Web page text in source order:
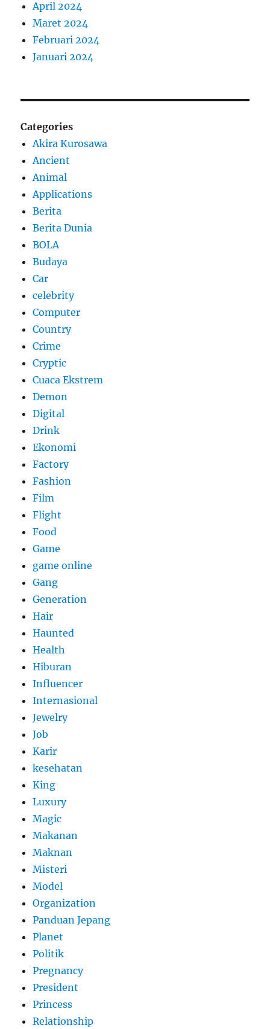
April 2024
Maret 2024
Februari 2024
Januari 2024
Categories
Akira Kurosawa
Ancient
Animal
Applications
Berita
Berita Dunia
BOLA
Budaya
Car
celebrity
Computer
Country
Crime
Cryptic
Cuaca Ekstrem
Demon
Digital
Drink
Ekonomi
Factory
Fashion
Film
Flight
Food
Game
game online
Gang
Generation
Hair
Haunted
Health
Hiburan
Influencer
Internasional
Jewelry
Job
Karir
kesehatan
King
Luxury
Magic
Makanan
Maknan
Misteri
Model
Organization
Panduan Jepang
Planet
Politik
Pregnancy
President
Princess
Relationship